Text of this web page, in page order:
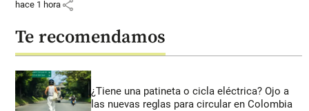
hace 1 hora share
Te recomendamos
¿Tiene una patineta o cicla eléctrica? Ojo a
las nuevas reglas para circular en Colombia